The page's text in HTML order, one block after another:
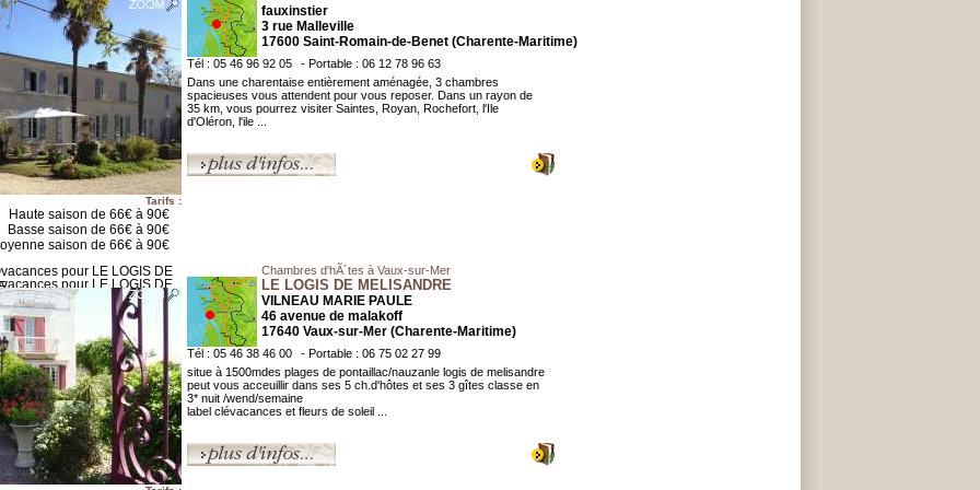
Tarifs :
Haute saison de 66€ à 90€
Basse saison de 66€ à 90€
saison de 66€ à 90€
fauxinstier
3 rue Malleville
17600 Saint-Romain-de-Benet (Charente-Maritime)
Tél : 05 46 96 92 05
- Portable : 06 12 78 96 63
Dans une charentaise entièrement aménagée, 3 chambres
spacieuses vous attendent pour vous reposer. Dans un rayon de
35 km, vous pourrez visiter Saintes, Royan, Rochefort, l'Ile
d'Oléron, l'ile ...
Chambres d'hÃ´tes à Vaux-sur-Mer
LE LOGIS DE MELISANDRE
VILNEAU MARIE PAULE
46 avenue de malakoff
17640 Vaux-sur-Mer (Charente-Maritime)
Tél : 05 46 38 46 00
- Portable : 06 75 02 27 99
situe à 1500mdes plages de pontaillac/nauzanle logis de melisandre
peut vous acceuillir dans ses 5 ch.d'hôtes et ses 3 gîtes classe en
3* nuit /wend/semaine
label clévacances et fleurs de soleil ...